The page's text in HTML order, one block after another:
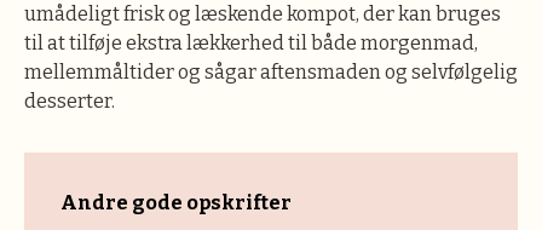
umådeligt frisk og læskende kompot, der kan bruges
til at tilføje ekstra lækkerhed til både morgenmad,
mellemmåltider og sågar aftensmaden og selvfølgelig
desserter.
Andre gode opskrifter